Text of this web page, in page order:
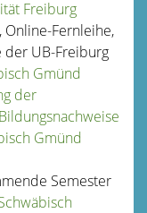
Freiburg
Online-Fernleihe,
der UB-Freiburg
Gmünd
der
Gmünd
Semester